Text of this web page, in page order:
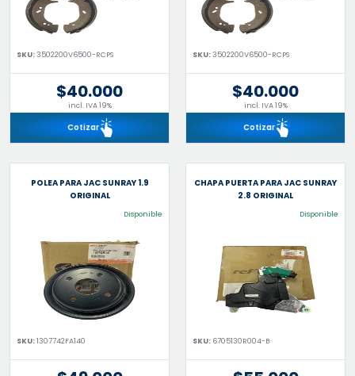
SKU:3502200V6500-RCPS
$40.000
incl. IVA 19%
Cotizar
SKU:3502200V6500-RCPS
$40.000
incl. IVA 19%
Cotizar
POLEA PARA JAC SUNRAY 1.9
ORIGINAL
Disponible
SKU:1307742FA140
CHAPA PUERTA PARA JAC SUNRAY
2.8 ORIGINAL
Disponible
SKU: 6705130R004-B